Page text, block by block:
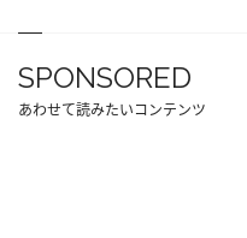
SPONSORED
あわせて読みたいコンテンツ